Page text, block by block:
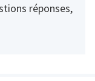
réponses,